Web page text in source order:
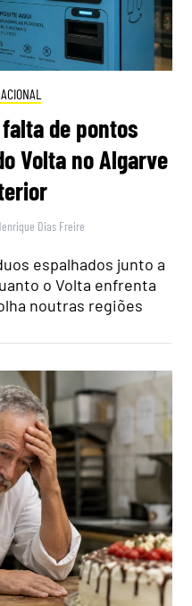
de pontos
Volta no Algarve
Dias Freire
espalhados junto a
o Volta enfrenta
noutras regiões